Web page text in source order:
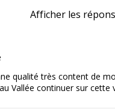
Afficher les
qualité très content de
Vallée continuer sur cette